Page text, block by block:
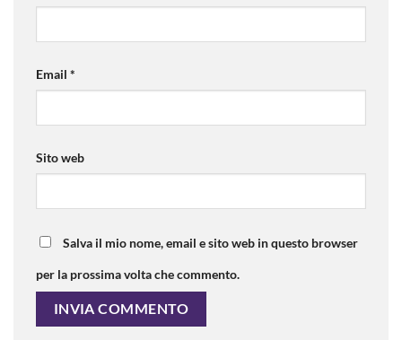
Email *
Sito web
Salva il mio nome, email e sito web in questo browser
per la prossima volta che commento.